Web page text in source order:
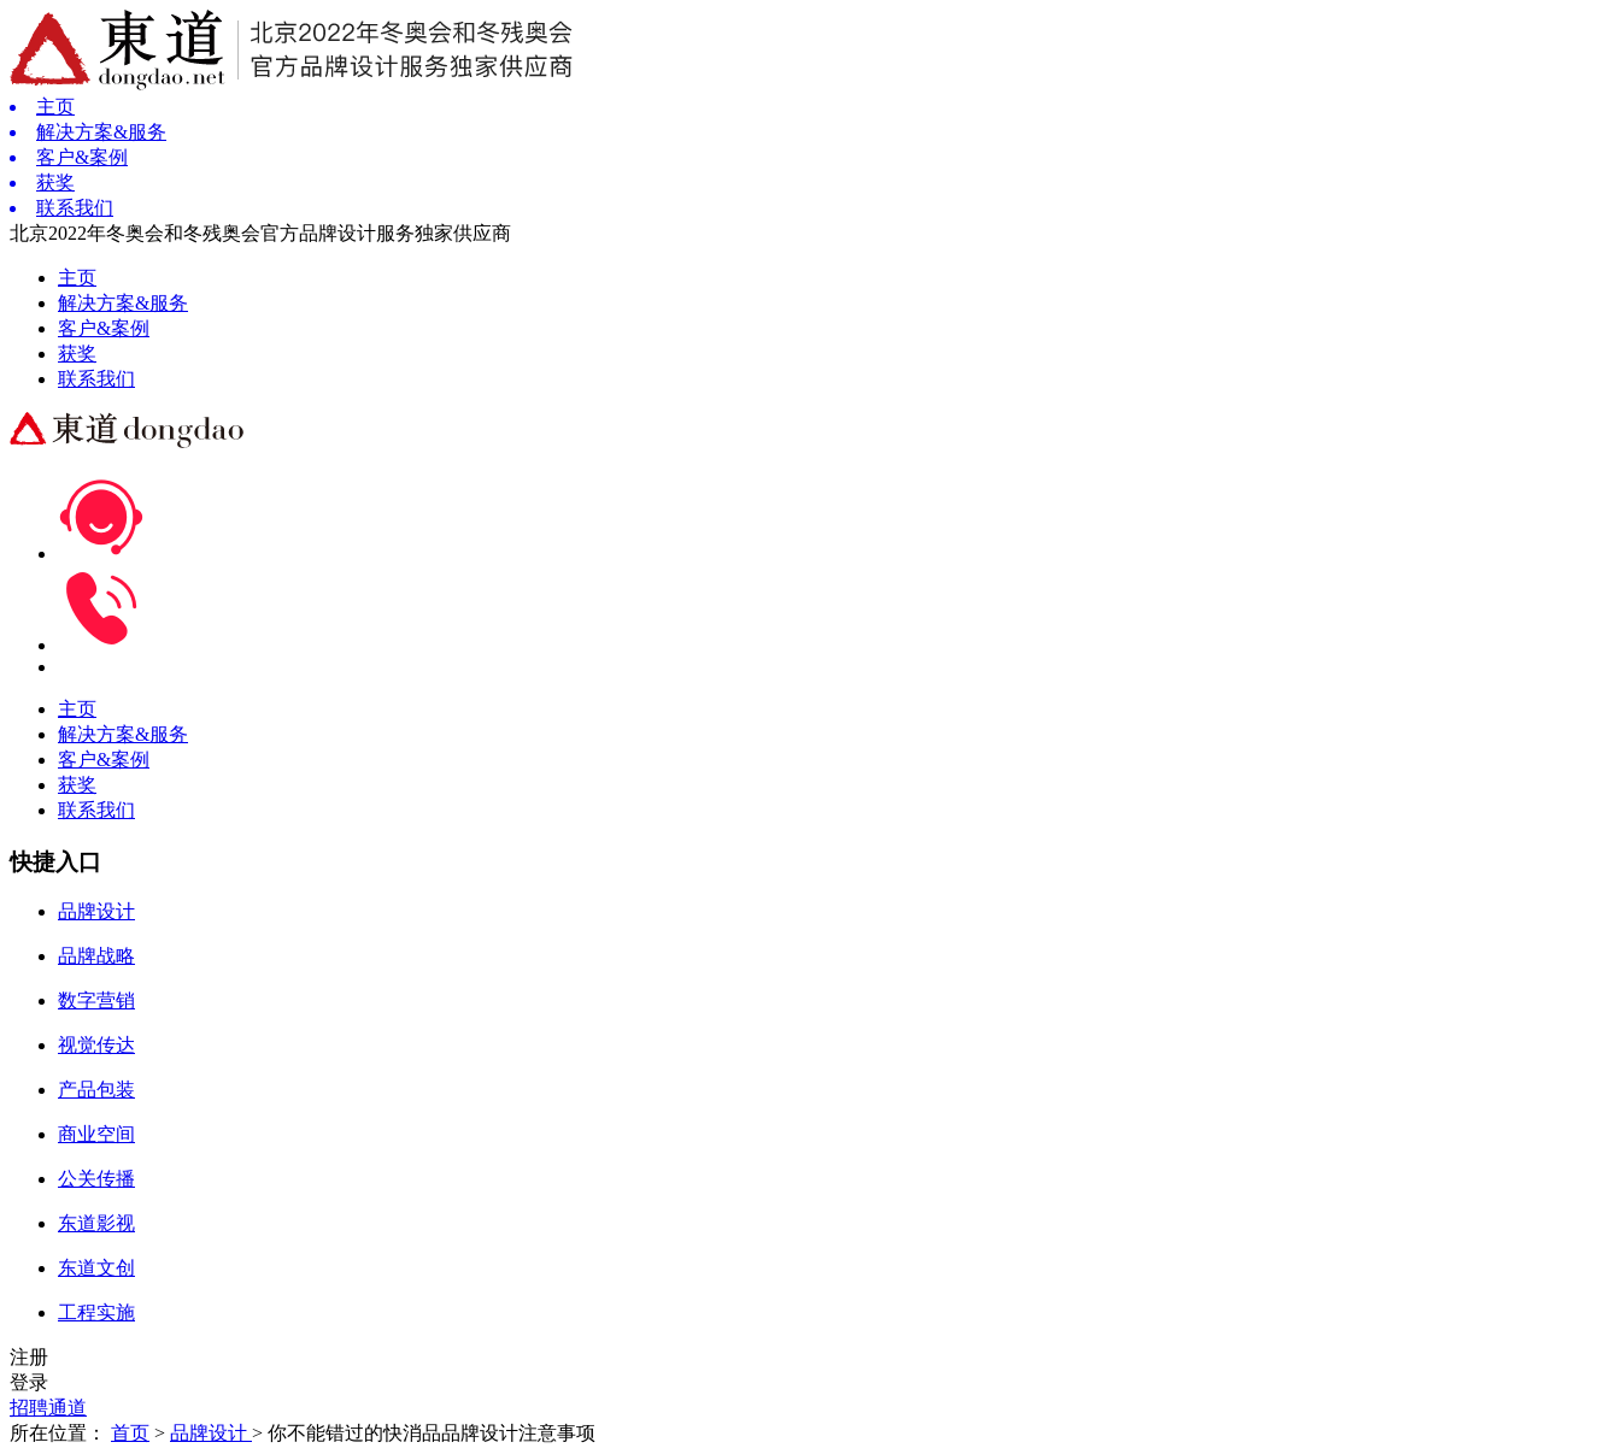
主页
解决方案&服务
客户&案例
获奖
联系我们
北京2022年冬奥会和冬残奥会官方品牌设计服务独家供应商
主页
解决方案&服务
客户&案例
获奖
联系我们
主页
解决方案&服务
客户&案例
获奖
联系我们
快捷入口
品牌设计
品牌战略
数字营销
视觉传达
产品包装
商业空间
公关传播
东道影视
东道文创
工程实施
注册
登录
招聘通道
所在位置： 首页 > 品牌设计 > 你不能错过的快消品品牌设计注意事项